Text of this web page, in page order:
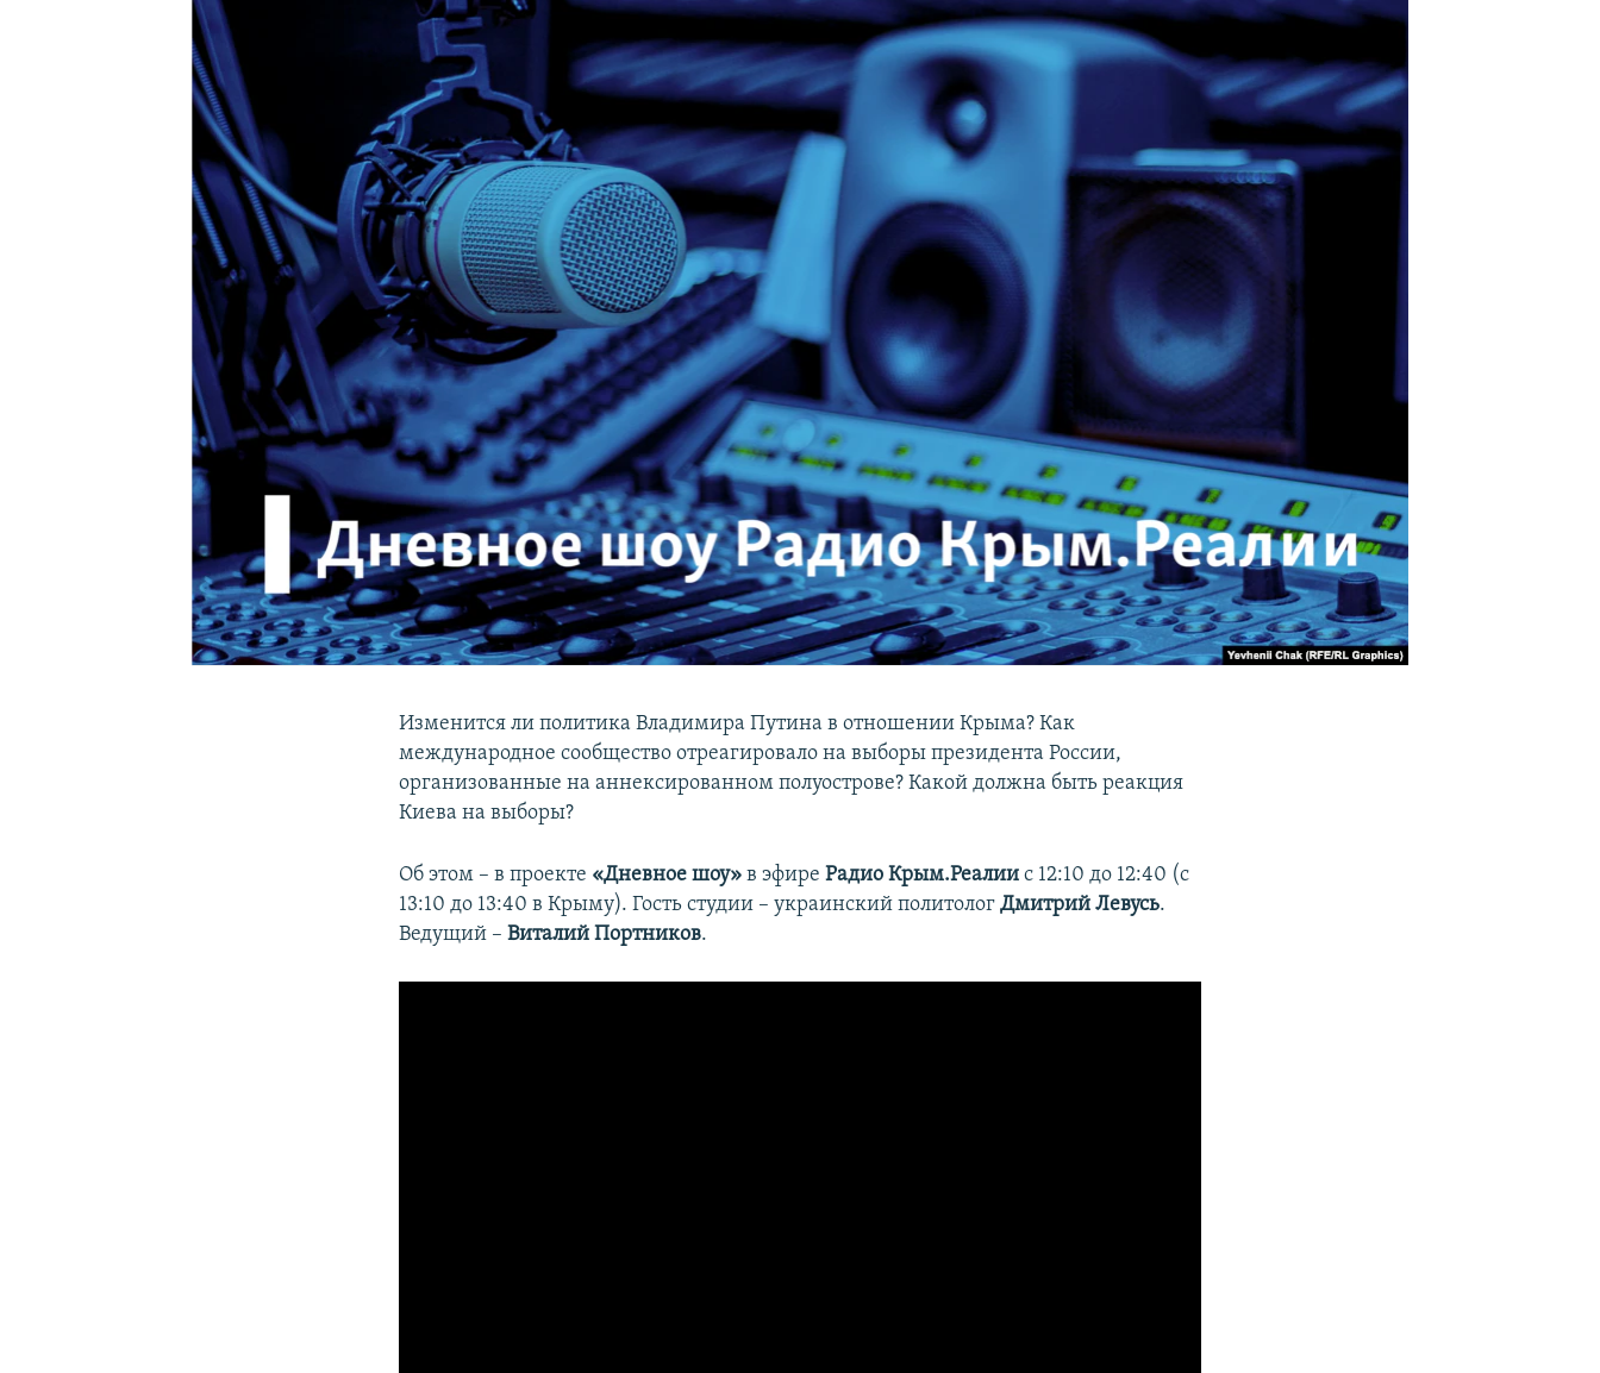
КРЫМ.НЕПОКОРЕННЫЙ
УКРАИНСКАЯ ПРОБЛЕМА КРЫМА
Изменится ли политика Владимира Путина в отношении Крыма? Как
международное сообщество отреагировало на выборы президента России,
организованные на аннексированном полуострове? Какой должна быть реакция
Киева на выборы?
Об этом – в проекте «Дневное шоу» в эфиреРадио Крым.Реалии с 12:10 до 12:40 (с
13:10 до 13:40 в Крыму). Гость студии – украинский политологДмитрий Левусь.
Ведущий –Виталий Портников.